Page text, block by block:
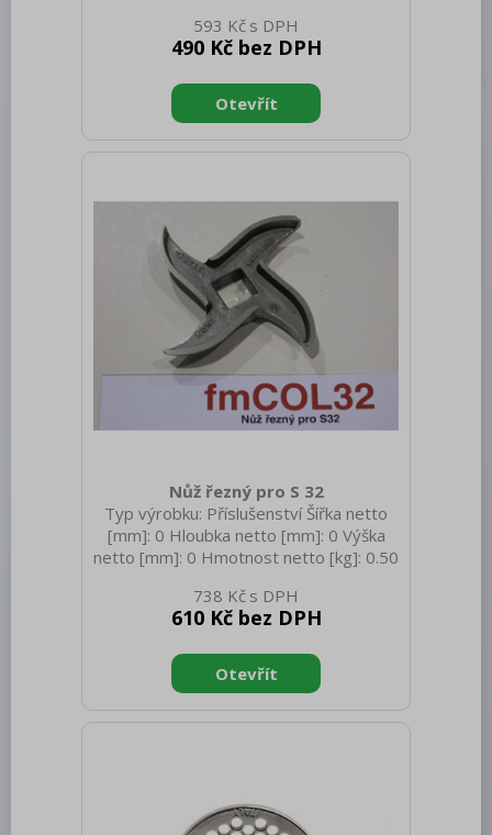
593 Kč
490 Kč bez DPH
Nůž řezný pro S 32
Typ výrobku: Příslušenství Šířka netto
[mm]: 0 Hloubka netto [mm]: 0 Výška
netto [mm]: 0 Hmotnost netto [kg]: 0.50
738 Kč
610 Kč bez DPH